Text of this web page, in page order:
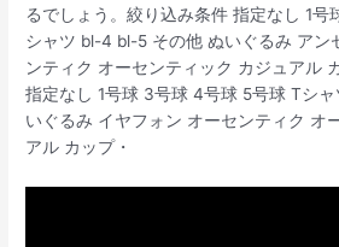
るでしょう。絞り込み条件 指定なし 1
シャツ bl-4 bl-5 その他 ぬいぐるみ アン
ンティク オーセンティック カジュアル
指定なし 1号球 3号球 4号球 5号球 Tシ
いぐるみ イヤフォン オーセンティク オ
アル カップ・